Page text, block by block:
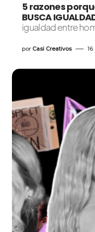
5 razones
BUSCA
igualdad entre
por Casi Creativos